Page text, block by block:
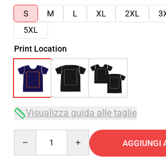
S
M L XL 2XL
5XL
Print Location
Visualizza guida alle taglie
AGGIUNGI